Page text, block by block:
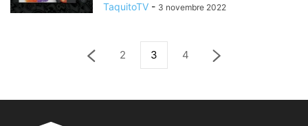
TaquitoTV - 3 novembre 2022
2 3 4